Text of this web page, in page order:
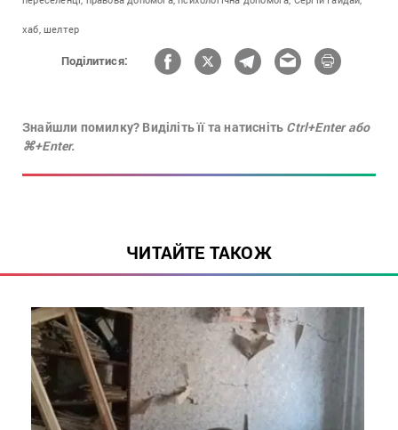
хаб, шелтер
Поділитися:
Знайшли помилку? Виділіть її та натисніть Ctrl+Enter або
⌘+Enter.
ЧИТАЙТЕ ТАКОЖ